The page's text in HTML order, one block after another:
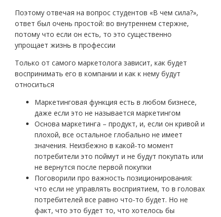
Поэтому отвечая на вопрос студентов «В чем сила?»,
ответ был очень простой: во внутреннем стержне,
потому что если он есть, то это существенно
упрощает жизнь в профессии
Только от самого маркетолога зависит, как будет
воспринимать его в компании и как к нему будут
относиться
Маркетинговая функция есть в любом бизнесе,
даже если это не называется маркетингом
Основа маркетинга – продукт, и, если он кривой и
плохой, все остальное глобально не имеет
значения. Неизбежно в какой-то момент
потребители это поймут и не будут покупать или
не вернутся после первой покупки
Поговорили про важность позиционирования:
что если не управлять восприятием, то в головах
потребителей все равно что-то будет. Но не
факт, что это будет то, что хотелось бы